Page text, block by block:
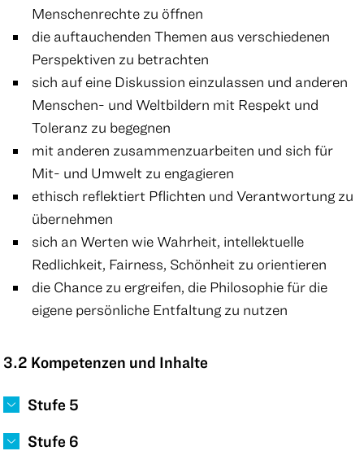
Menschenrechte zu öffnen
die auftauchenden Themen aus verschiedenen
Perspektiven zu betrachten
sich auf eine Diskussion einzulassen und anderen
Menschen- und Weltbildern mit Respekt und
Toleranz zu begegnen
mit anderen zusammenzuarbeiten und sich für
Mit- und Umwelt zu engagieren
ethisch reflektiert Pflichten und Verantwortung zu
übernehmen
sich an Werten wie Wahrheit, intellektuelle
Redlichkeit, Fairness, Schönheit zu orientieren
die Chance zu ergreifen, die Philosophie für die
eigene persönliche Entfaltung zu nutzen
3.2 Kompetenzen und Inhalte
Stufe 5
Stufe 6